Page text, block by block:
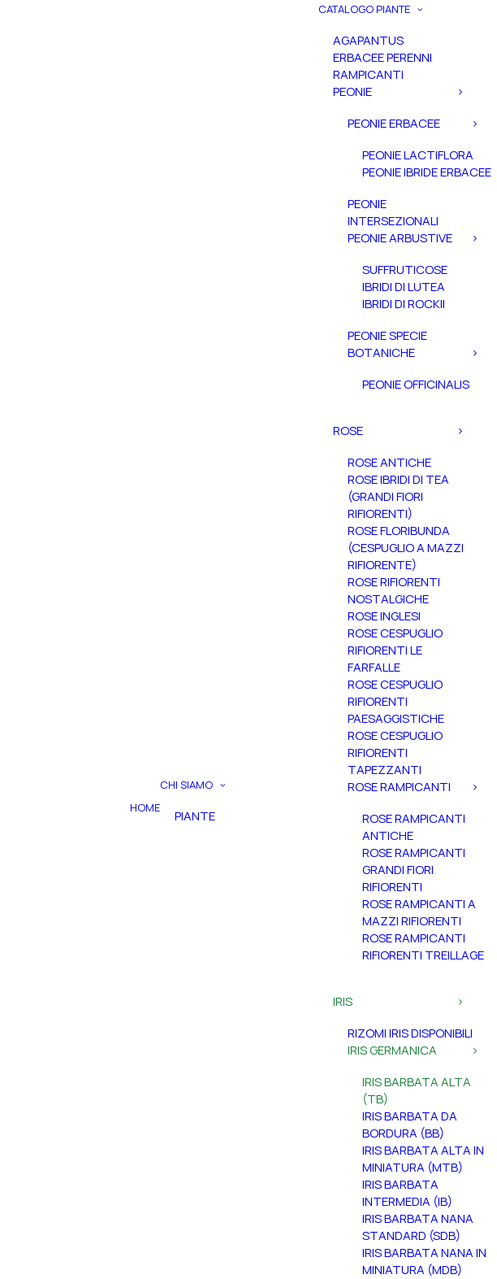
HOME
CHI SIAMO
PIANTE
CATALOGO PIANTE
AGAPANTUS
ERBACEE PERENNI
RAMPICANTI
PEONIE
PEONIE ERBACEE
PEONIE LACTIFLORA
PEONIE IBRIDE ERBACEE
PEONIE
INTERSEZIONALI
PEONIE ARBUSTIVE
SUFFRUTICOSE
IBRIDI DI LUTEA
IBRIDI DI ROCKII
PEONIE SPECIE
BOTANICHE
PEONIE OFFICINALIS
ROSE
ROSE ANTICHE
ROSE IBRIDI DI TEA
(GRANDI FIORI
RIFIORENTI)
ROSE FLORIBUNDA
(CESPUGLIO A MAZZI
RIFIORENTE)
ROSE RIFIORENTI
NOSTALGICHE
ROSE INGLESI
ROSE CESPUGLIO
RIFIORENTI LE
FARFALLE
ROSE CESPUGLIO
RIFIORENTI
PAESAGGISTICHE
ROSE CESPUGLIO
RIFIORENTI
TAPEZZANTI
ROSE RAMPICANTI
ROSE RAMPICANTI
ANTICHE
ROSE RAMPICANTI
GRANDI FIORI
RIFIORENTI
ROSE RAMPICANTI A
MAZZI RIFIORENTI
ROSE RAMPICANTI
RIFIORENTI TREILLAGE
IRIS
RIZOMI IRIS DISPONIBILI
IRIS GERMANICA
IRIS BARBATA ALTA
(TB)
IRIS BARBATA DA
BORDURA (BB)
IRIS BARBATA ALTA IN
MINIATURA (MTB)
IRIS BARBATA
INTERMEDIA (IB)
IRIS BARBATA NANA
STANDARD (SDB)
IRIS BARBATA NANA IN
MINIATURA (MDB)